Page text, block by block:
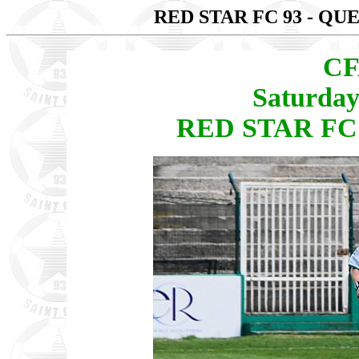
RED STAR FC 93 -
RED STAR